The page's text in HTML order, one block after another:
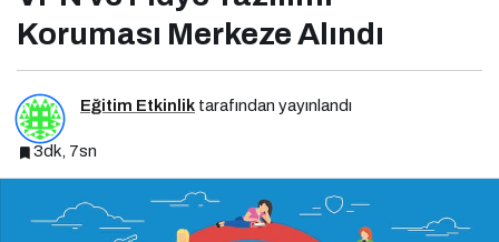
Koruması Merkeze Alındı
Eğitim Etkinlik tarafından yayınlandı
3dk, 7sn